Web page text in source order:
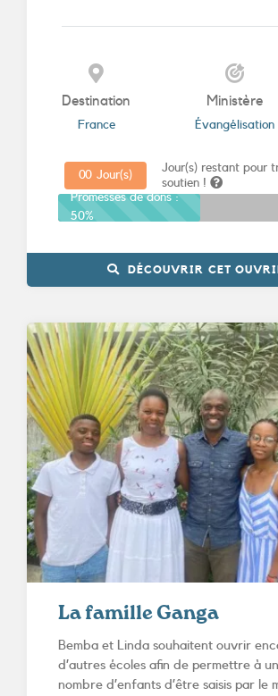
Destination
France
Ministère
Évangélisation
Jour(s) restant pour
soutien !
00 Jour(s)
Promesses de dons :
50%
DÉCOUVRIR CET
La famille Ganga
Bemba et Linda souhaitent ouvrir
d’autres écoles afin de permettre à
nombre d’enfants d’être saisis par le